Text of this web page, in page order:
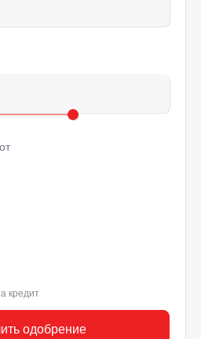
кредит
одобрение